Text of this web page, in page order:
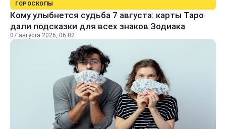
ГОРОСКОПЫ
Кому улыбнется судьба 7 августа: карты Таро
дали подсказки для всех знаков Зодиака
07 августа 2026, 06:02